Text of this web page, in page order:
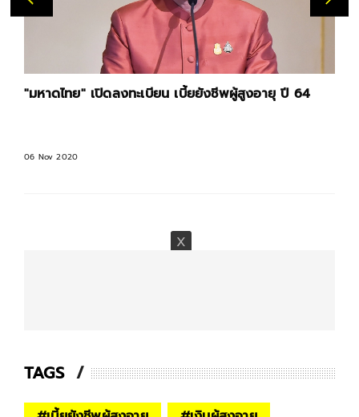
"มหาดไทย" เปิดลงทะเบียน เบี้ยยังชีพผู้สูงอายุ ปี 64
06 Nov 2020
TAGS